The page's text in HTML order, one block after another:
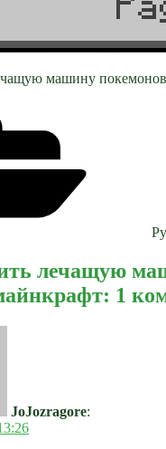
лечащую
1
JoJozragore: